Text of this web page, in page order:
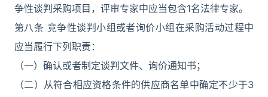
争性谈判采购项目，评审专家中应当包含1名法律专家。
第八条 竞争性谈判小组或者询价小组在采购活动过程中
应当履行下列职责：
（一）确认或者制定谈判文件、询价通知书；
（二）从符合相应资格条件的供应商名单中确定不少于3